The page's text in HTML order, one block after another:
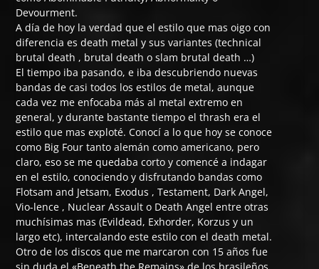
Devourment.
A día de hoy la verdad que el estilo que mas oigo con
diferencia es death metal y sus variantes (technical
brutal death , brutal death o slam brutal death …)
El tiempo iba pasando, e iba descubriendo nuevas
bandas de casi todos los estilos de metal, aunque
cada vez me enfocaba más al metal extremo en
general, y durante bastante tiempo el thrash era el
estilo que mas exploté. Conocí a lo que hoy se conoce
como Big Four tanto alemán como americano, pero
claro, eso se me quedaba corto y comencé a indagar
en el estilo, conociendo y disfrutando bandas como
Flotsam and Jetsam, Exodus , Testament, Dark Angel,
Vio-lence , Nuclear Assault o Death Angel entre otras
muchísimas mas (Evildead, Exhorder, Korzus y un
largo etc), intercalando este estilo con el death metal.
Otro de los discos que me marcaron con 15 años fue